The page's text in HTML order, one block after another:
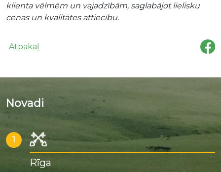
klienta vēlmēm un vajadzībām, saglabājot lielisku
cenas un kvalitātes attiecību.
Atpakaļ
Novadi
1
Rīga